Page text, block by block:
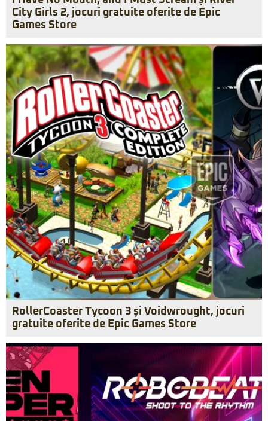
City Girls 2, jocuri gratuite oferite de Epic
Games Store
RollerCoaster Tycoon 3 și Voidwrought, jocuri
gratuite oferite de Epic Games Store